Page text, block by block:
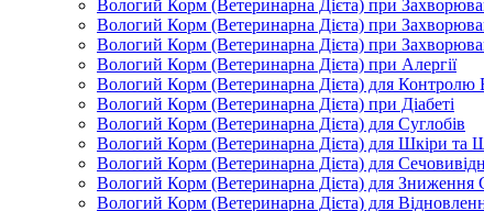
Вологий Корм (Ветеринарна Дієта) при
Вологий Корм (Ветеринарна Дієта) при
Вологий Корм (Ветеринарна Дієта) при
Вологий Корм (Ветеринарна Дієта) при Алергії
Вологий Корм (Ветеринарна Дієта) для Контролю
Вологий Корм (Ветеринарна Дієта) при Діабеті
Вологий Корм (Ветеринарна Дієта) для Суглобів
Вологий Корм (Ветеринарна Дієта) для Шкіри та
Вологий Корм (Ветеринарна Дієта) для
Вологий Корм (Ветеринарна Дієта) для Зниження
Вологий Корм (Ветеринарна Дієта) для